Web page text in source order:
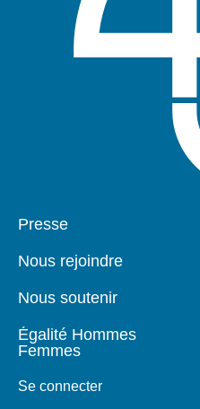
Pied
Presse
Nous rejoindre
Nous soutenir
Égalité Hommes
Femmes
Se connecter